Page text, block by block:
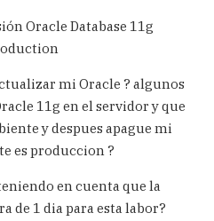
Oracle Database 11g
mi Oracle ? algunos
11g en el servidor y que
y despues apague mi
es produccion ?
en cuenta que la
de 1 dia para esta labor?